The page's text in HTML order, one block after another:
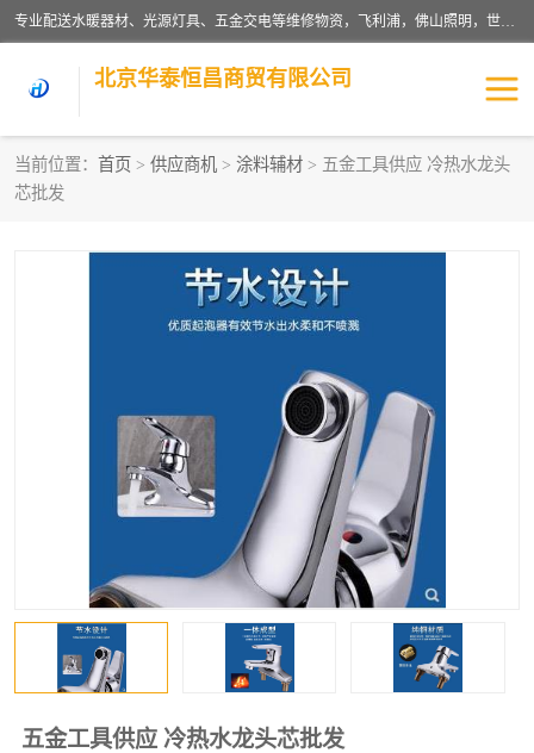
专业配送水暖器材、光源灯具、五金交电等维修物资，飞利浦，佛山照明，世达，博世，九牧，特陶等各产品涉及国内外知名品牌。公司专注与物业、学校、酒店、工厂等单位合作，提供一站式配送服务，降低客户综合成本。依托电子商务改变传统模式，以专业的团队为客户提供24H物资配送到达，货到月结、统一开票，便捷退换等服务，提高了企业的运营效率。
北京华泰恒昌商贸有限公司
当前位置： 首页 > 供应商机 > 涂料辅材 > 五金工具供应 冷热水龙头
芯批发
五金工具供应 冷热水龙头芯批发
水暖阀门
涂料辅材